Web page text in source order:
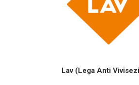
Lav (Lega Anti